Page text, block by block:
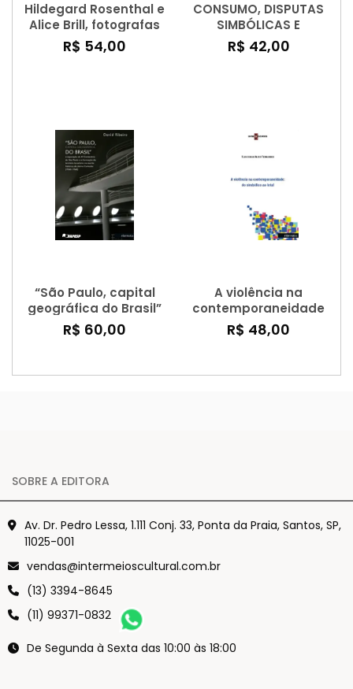
Hildegard Rosenthal e
Alice Brill, fotografas
de além-mar –
cosmopolitismo e
R$ 54,00
CONSUMO, DISPUTAS
SIMBÓLICAS E
DISTINÇÃO SOCIAL
R$ 42,00
“São Paulo, capital
geográfica do Brasil”
– a exposição do IV
centenário de São
do território brasileiro
R$ 60,00
A violência na
contemporaneidade
– do simbólico ao
letal
R$ 48,00
SOBRE A EDITORA
Av. Dr. Pedro Lessa, 1.111 Conj. 33, Ponta da Praia, Santos, SP,
11025-001
vendas@intermeioscultural.com.br
(13) 3394-8645
(11) 99371-0832
De Segunda à Sexta das 10:00 às 18:00